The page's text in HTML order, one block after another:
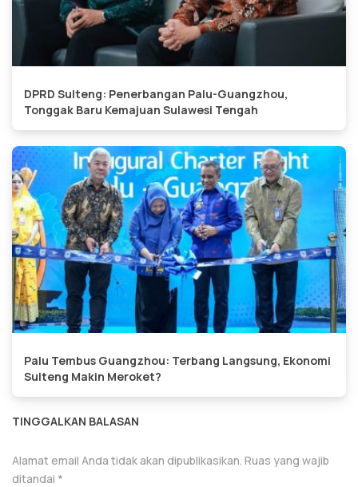
DPRD Sulteng: Penerbangan Palu-Guangzhou,
Tonggak Baru Kemajuan Sulawesi Tengah
Palu Tembus Guangzhou: Terbang Langsung, Ekonomi
Sulteng Makin Meroket?
TINGGALKAN BALASAN
Alamat email Anda tidak akan dipublikasikan. Ruas yang wajib
ditandai *